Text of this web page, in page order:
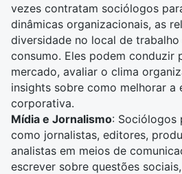
vezes contratam sociólogos
dinâmicas organizacionais, as
diversidade no local de
consumo. Eles podem conduzir
mercado, avaliar o clima
insights sobre como melhorar a
corporativa.
Mídia e Jornalismo: Sociólogos
como jornalistas, editores,
analistas em meios de
escrever sobre questões